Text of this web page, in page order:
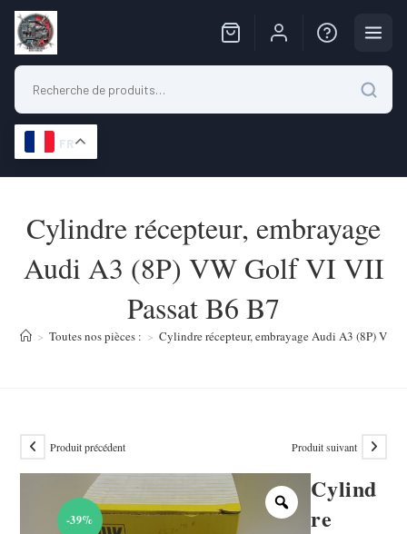
FR
contentCylindre récepteur, embrayage
Audi A3 (8P) VW Golf VI VII
Passat B6 B7
> Toutes nos pièces : > Cylindre récepteur, embrayage Audi A3 (8P) VW
-39%
Produit précédent Produit suivant
Cylind
re